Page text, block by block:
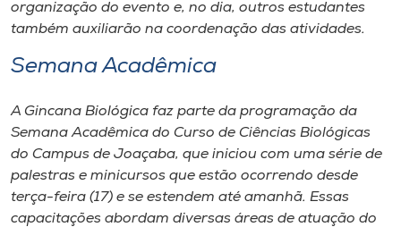
organização do evento e, no dia, outros estudantes
também auxiliarão na coordenação das atividades.
Semana Acadêmica
A Gincana Biológica faz parte da programação da
Semana Acadêmica do Curso de Ciências Biológicas
do Campus de Joaçaba, que iniciou com uma série de
palestras e minicursos que estão ocorrendo desde
terça-feira (17) e se estendem até amanhã. Essas
capacitações abordam diversas áreas de atuação do